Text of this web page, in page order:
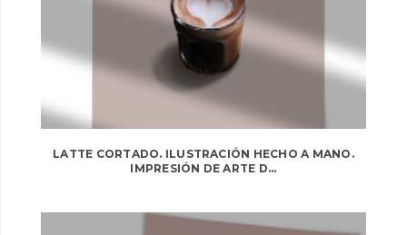
LATTE CORTADO. ILUSTRACIÓN HECHO A MANO.
IMPRESIÓN DE ARTE D...